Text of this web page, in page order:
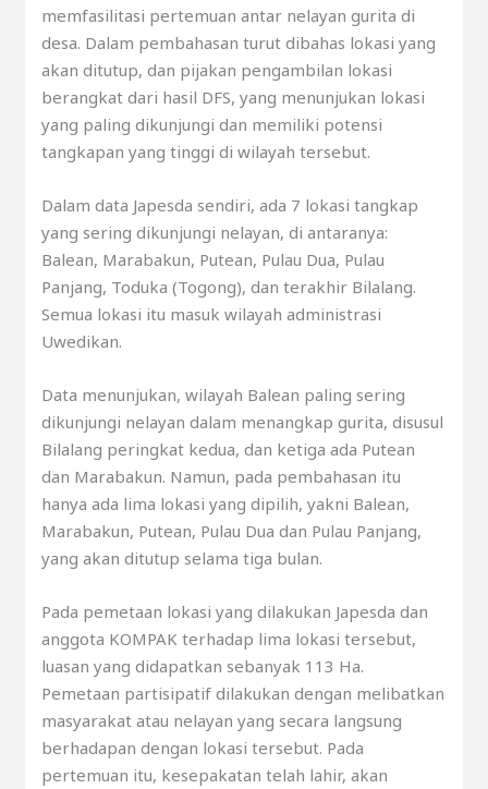
memfasilitasi pertemuan antar nelayan gurita di
desa. Dalam pembahasan turut dibahas lokasi yang
akan ditutup, dan pijakan pengambilan lokasi
berangkat dari hasil DFS, yang menunjukan lokasi
yang paling dikunjungi dan memiliki potensi
tangkapan yang tinggi di wilayah tersebut.
Dalam data Japesda sendiri, ada 7 lokasi tangkap
yang sering dikunjungi nelayan, di antaranya:
Balean, Marabakun, Putean, Pulau Dua, Pulau
Panjang, Toduka (Togong), dan terakhir Bilalang.
Semua lokasi itu masuk wilayah administrasi
Uwedikan.
Data menunjukan, wilayah Balean paling sering
dikunjungi nelayan dalam menangkap gurita, disusul
Bilalang peringkat kedua, dan ketiga ada Putean
dan Marabakun. Namun, pada pembahasan itu
hanya ada lima lokasi yang dipilih, yakni Balean,
Marabakun, Putean, Pulau Dua dan Pulau Panjang,
yang akan ditutup selama tiga bulan.
Pada pemetaan lokasi yang dilakukan Japesda dan
anggota KOMPAK terhadap lima lokasi tersebut,
luasan yang didapatkan sebanyak 113 Ha.
Pemetaan partisipatif dilakukan dengan melibatkan
masyarakat atau nelayan yang secara langsung
berhadapan dengan lokasi tersebut. Pada
pertemuan itu, kesepakatan telah lahir, akan